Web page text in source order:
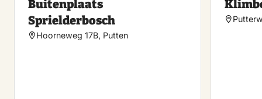
Buitenplaats
Sprielderbosch
Hoorneweg 17B, Putten